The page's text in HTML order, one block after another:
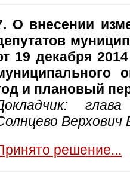
О внесении
19 декабря
и плановый
Верхович
решение...